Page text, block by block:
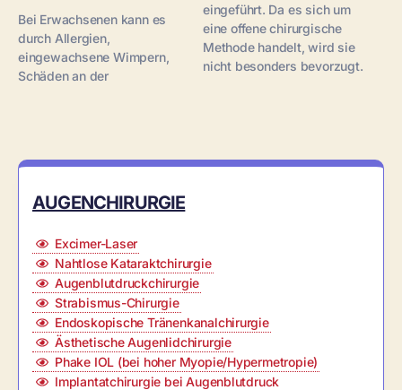
Bei Erwachsenen kann es
durch Allergien,
eingewachsene Wimpern,
Schäden an der
eingeführt. Da es sich um
eine offene chirurgische
Methode handelt, wird sie
nicht besonders bevorzugt.
AUGENCHIRURGIE
Excimer-Laser
Nahtlose Kataraktchirurgie
Augenblutdruckchirurgie
Strabismus-Chirurgie
Endoskopische Tränenkanalchirurgie
Ästhetische Augenlidchirurgie
Phake IOL (bei hoher Myopie/Hypermetropie)
Implantatchirurgie bei Augenblutdruck